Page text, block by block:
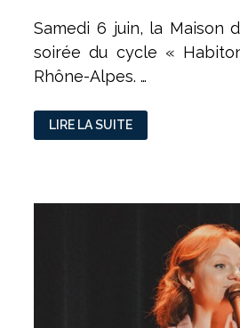
Samedi 6 juin, la Maison
soirée du cycle «
Rhône-Alpes. …
« HABITONS
NOS
FEUX »
L’INSCRIRE
LIRE LA SUITE